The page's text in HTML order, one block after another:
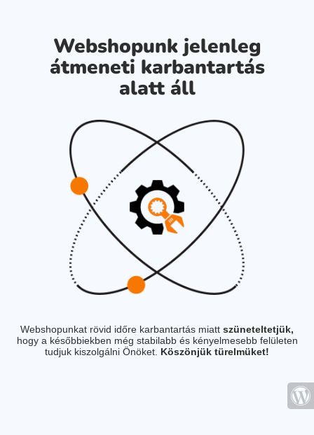
Webshopunk jelenleg
átmeneti karbantartás
alatt áll
Webshopunkat rövid időre karbantartás miatt szüneteltetjük,
hogy a későbbiekben még stabilabb és kényelmesebb felületen
tudjuk kiszolgálni Önöket. Köszönjük türelmüket!